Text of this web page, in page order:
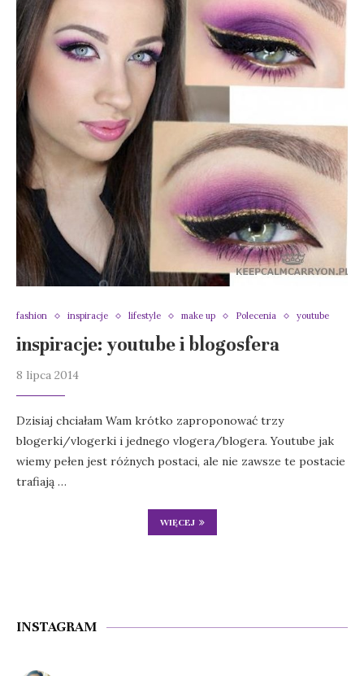
fashion inspiracje lifestyle make up Polecenia youtube
inspiracje: youtube i blogosfera
8 lipca 2014
Dzisiaj chciałam Wam krótko zaproponować trzy
blogerki/vlogerki i jednego vlogera/blogera. Youtube jak
wiemy pełen jest różnych postaci, ale nie zawsze te postacie
trafiają …
WIĘCEJ
INSTAGRAM